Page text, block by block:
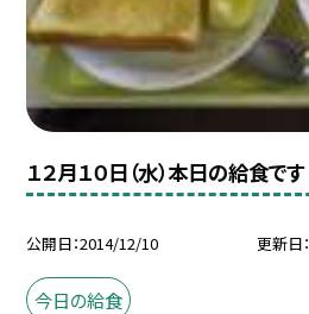
１２月１０日（水）本日の給食です
公開日 2014/12/10 更新日
今日の給食